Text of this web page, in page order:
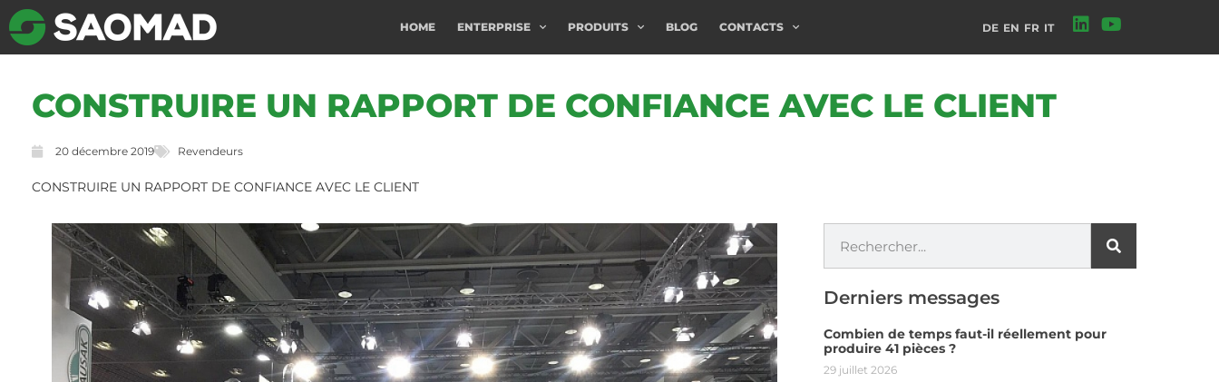
HOME ENTERPRISE PRODUITS BLOG CONTACTS DE EN FR IT
CONSTRUIRE UN RAPPORT DE CONFIANCE AVEC LE CLIENT
20 décembre 2019 Revendeurs
CONSTRUIRE UN RAPPORT DE CONFIANCE AVEC LE CLIENT
Derniers messages
Combien de temps faut-il réellement pour
produire 41 pièces ?
29 juillet 2026